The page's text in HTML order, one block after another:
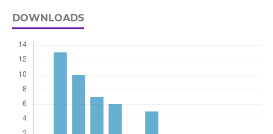
DOWNLOADS